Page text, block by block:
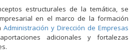
estructurales de la temática, se
en el marco de la formación
Administración y Dirección de Empresas
adicionales y fortalezas